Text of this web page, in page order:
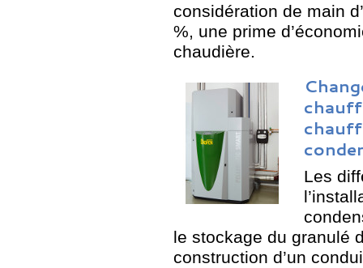
considération de main
%, une prime
chaudière.
Les
le stockage du granulé
construction d’un